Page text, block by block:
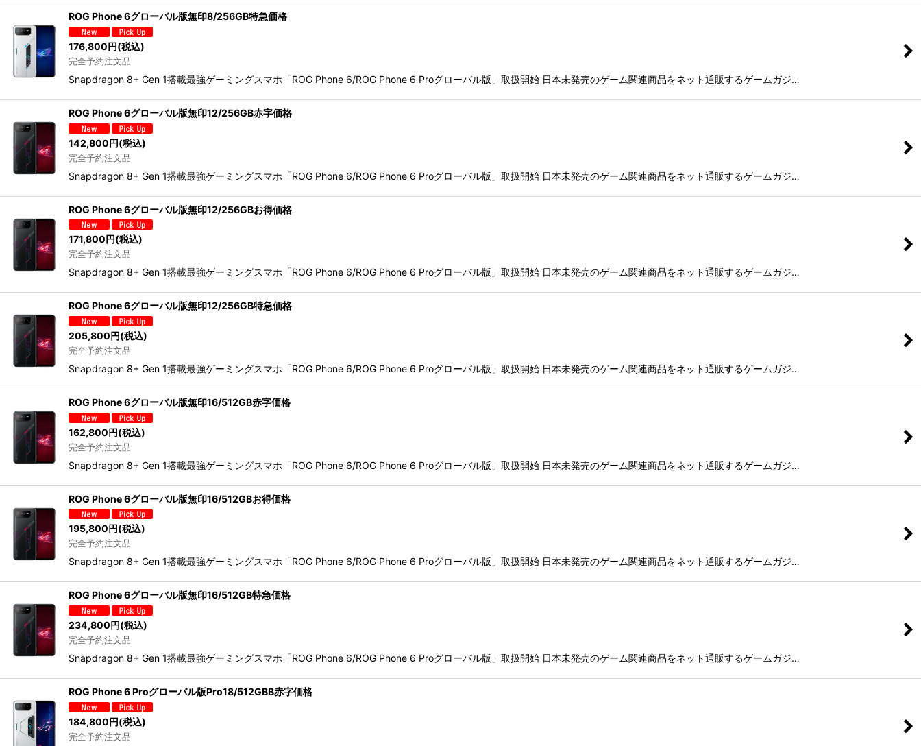
ROG Phone 6グローバル版無印8/256GB特急価格
176,800円(税込)
完全予約注文品
Snapdragon 8+ Gen 1搭載最強ゲーミングスマホ「ROG Phone 6/ROG Phone 6 Proグローバル版」取扱開始 日本未発売のゲーム関連商品をネット通販するゲームガジ…
ROG Phone 6グローバル版無印12/256GB赤字価格
142,800円(税込)
完全予約注文品
Snapdragon 8+ Gen 1搭載最強ゲーミングスマホ「ROG Phone 6/ROG Phone 6 Proグローバル版」取扱開始 日本未発売のゲーム関連商品をネット通販するゲームガジ…
ROG Phone 6グローバル版無印12/256GBお得価格
171,800円(税込)
完全予約注文品
Snapdragon 8+ Gen 1搭載最強ゲーミングスマホ「ROG Phone 6/ROG Phone 6 Proグローバル版」取扱開始 日本未発売のゲーム関連商品をネット通販するゲームガジ…
ROG Phone 6グローバル版無印12/256GB特急価格
205,800円(税込)
完全予約注文品
Snapdragon 8+ Gen 1搭載最強ゲーミングスマホ「ROG Phone 6/ROG Phone 6 Proグローバル版」取扱開始 日本未発売のゲーム関連商品をネット通販するゲームガジ…
ROG Phone 6グローバル版無印16/512GB赤字価格
162,800円(税込)
完全予約注文品
Snapdragon 8+ Gen 1搭載最強ゲーミングスマホ「ROG Phone 6/ROG Phone 6 Proグローバル版」取扱開始 日本未発売のゲーム関連商品をネット通販するゲームガジ…
ROG Phone 6グローバル版無印16/512GBお得価格
195,800円(税込)
完全予約注文品
Snapdragon 8+ Gen 1搭載最強ゲーミングスマホ「ROG Phone 6/ROG Phone 6 Proグローバル版」取扱開始 日本未発売のゲーム関連商品をネット通販するゲームガジ…
ROG Phone 6グローバル版無印16/512GB特急価格
234,800円(税込)
完全予約注文品
Snapdragon 8+ Gen 1搭載最強ゲーミングスマホ「ROG Phone 6/ROG Phone 6 Proグローバル版」取扱開始 日本未発売のゲーム関連商品をネット通販するゲームガジ…
ROG Phone 6 Proグローバル版Pro18/512GBB赤字価格
184,800円(税込)
完全予約注文品